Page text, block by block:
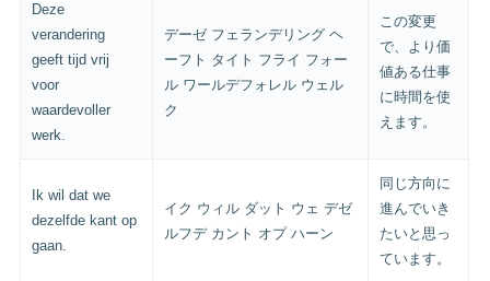
Deze
verandering
geeft tijd vrij
voor
waardevoller
werk.
デーゼ フェランデリング ヘ
ーフト タイト フライ フォー
ル ワールデフォレル ウェル
ク
この変更
で、より価
値ある仕事
に時間を使
えます。
Ik wil dat we
dezelfde kant op
gaan.
イク ウィル ダット ウェ デゼ
ルフデ カント オプ ハーン
同じ方向に
進んでいき
たいと思っ
ています。